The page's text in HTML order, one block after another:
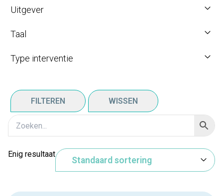
Uitgever
Taal
Type interventie
FILTEREN WISSEN
Enig resultaat